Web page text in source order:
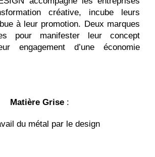
créative, incube leurs
à leur promotion. Deux marques
pour manifester leur concept
engagement d’une économie
Matière Grise:
du métal par le design